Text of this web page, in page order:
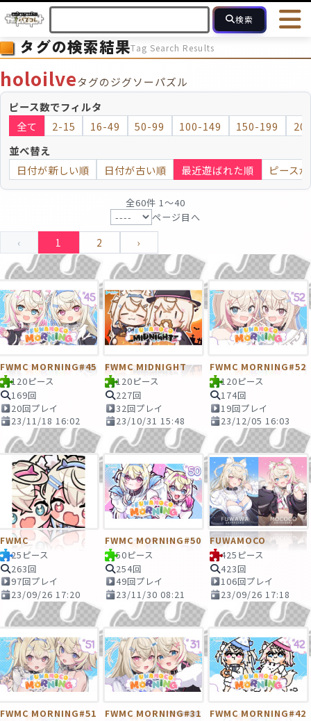
検索
HOME 会員登録
ヘルプ
最近投稿され
ピース数 2～15 16～49 50～99 100
モザイク モザイクのみ
タグの検索結果Tag Search Results
holoilveタグのジグソーパズル
ピース数でフィルタ
全て
2-15 16-49 50-99 100-149 150-199
並べ替え
日付が新しい順
日付が古い順 最近遊ばれた順 ピース
全60件 1〜40
ページ目へ
‹ 1 2 ›
FWMC MORNING#45
120ピース
169回
20回プレイ
23/11/18 16:02
FWMC MIDNIGHT
120ピース
227回
32回プレイ
23/10/31 15:48
FWMC MORNING#52
120ピース
174回
19回プレイ
23/12/05 16:03
FWMC
25ピース
263回
97回プレイ
23/09/26 17:20
FWMC MORNING#50
50ピース
254回
49回プレイ
23/11/30 08:21
FUWAMOCO
425ピース
423回
106回プレイ
23/09/26 17:18
FWMC MORNING#51
FWMC MORNING#31
FWMC MORNING#42